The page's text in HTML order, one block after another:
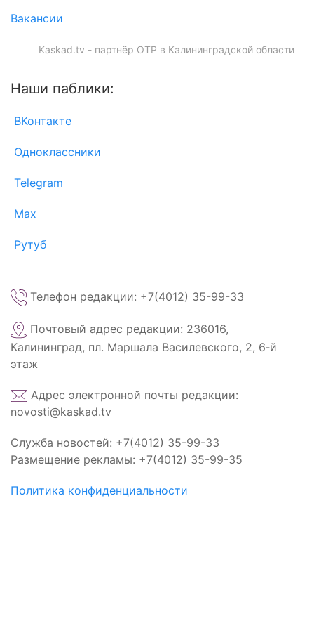
Вакансии
Kaskad.tv - партнёр ОТР в Калининградской области
Наши паблики:
ВКонтакте
Одноклассники
Telegram
Max
Рутуб
Телефон редакции: +7(4012) 35-99-33
Почтовый адрес редакции: 236016,
Калининград, пл. Маршала Василевского, 2, 6‑й
этаж
Адрес электронной почты редакции:
novosti@kaskad.tv
Служба новостей: +7(4012) 35-99-33
Размещение рекламы: +7(4012) 35-99-35
Политика конфиденциальности